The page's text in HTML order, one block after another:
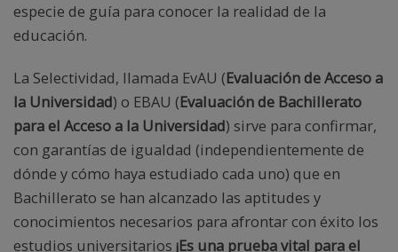
especie de guía para conocer la realidad de la
educación.
La Selectividad, llamada EvAU (Evaluación de Acceso a
la Universidad) o EBAU (Evaluación de Bachillerato
para el Acceso a la Universidad) sirve para confirmar,
con garantías de igualdad (independientemente de
dónde y cómo haya estudiado cada uno) que en
Bachillerato se han alcanzado las aptitudes y
conocimientos necesarios para afrontar con éxito los
estudios universitarios ¡Es una prueba vital para el